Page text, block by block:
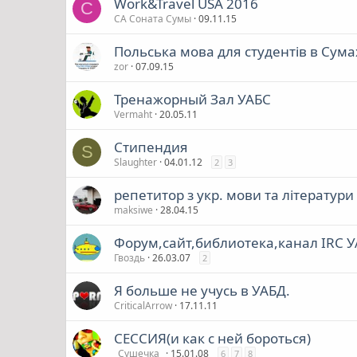
С
СА Соната Сумы 09.11.15
Польська мова для студентів в
zor 07.09.15
Тренажорный Зал УАБС
Vermaht 20.05.11
S Стипендия
Slaughter 04.01.12 2 3
репетитор з укр. мови та літератури
maksiwe 28.04.15
Форум,сайт,библиотека,канал IRC
Гвоздь 26.03.07 2
Я больше не учусь в УАБД.
CriticalArrow 17.11.11
СЕССИЯ(и как с ней бороться)
_Сушечка_ 15.01.08 6 7 8